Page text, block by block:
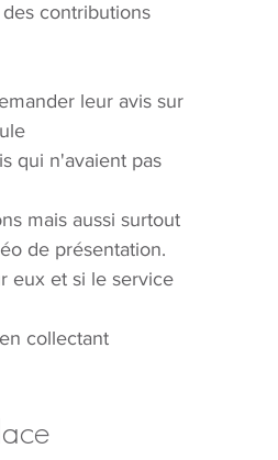
contributions
leur avis sur
qui n'avaient pas
mais aussi surtout
de présentation.
eux et si le service
collectant